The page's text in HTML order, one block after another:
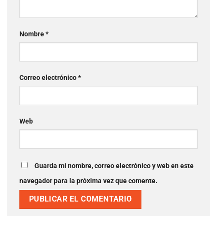
Nombre*
Correo electrónico*
Web
Guarda mi nombre, correo electrónico y web en este
navegador para la próxima vez que comente.